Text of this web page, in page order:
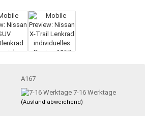
A167
7-16 Werktage
(Ausland abweichend)